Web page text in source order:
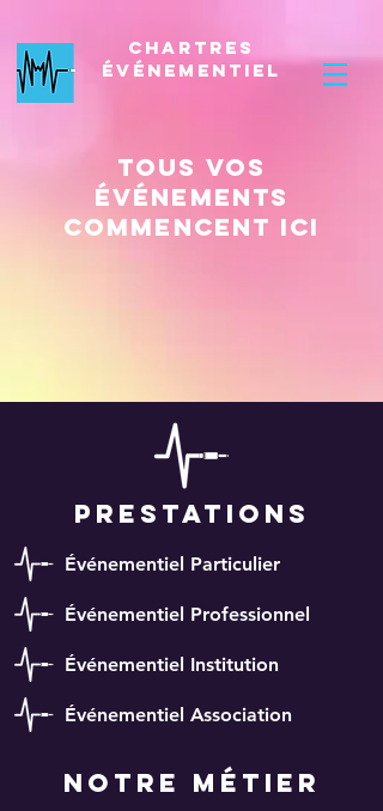
Chartres
Événementiel
Tous vos
événements
commencent ici
prestations
Événementiel Particulier
Événementiel Professionnel
Événementiel Institution
Événementiel Association
Notre métier